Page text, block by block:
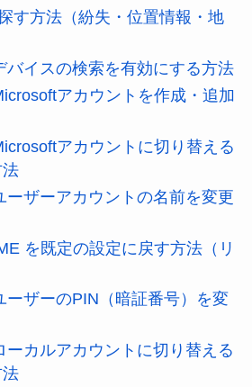
す方法（紛失・位置情報・地
バイスの検索を有効にする方法
アカウントを作成・追加
アカウントに切り替える
法
ーザーアカウントの名前を変更
を既定の設定に戻す方法（リ
ーザーのPIN（暗証番号）を変
ーカルアカウントに切り替える
法